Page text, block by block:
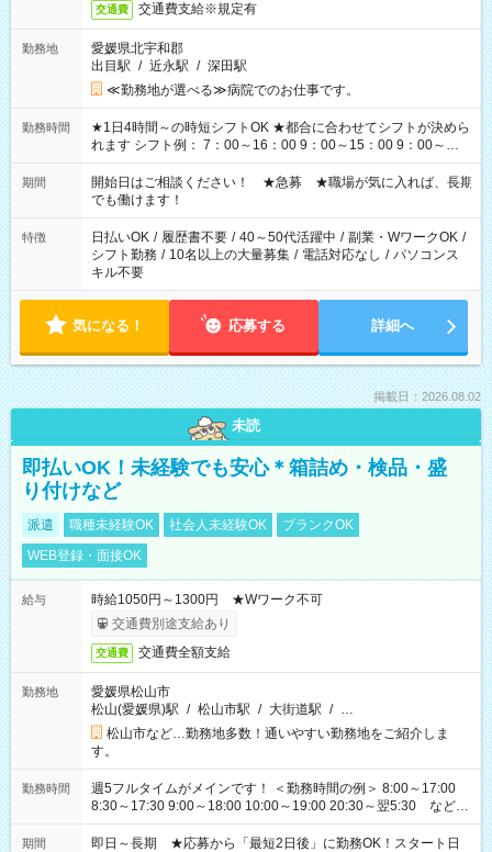
交通費 交通費支給※規定有
勤務地
愛媛県北宇和郡
出目駅 / 近永駅 / 深田駅
≪勤務地が選べる≫病院でのお仕事です。
勤務時間
★1日4時間～の時短シフトOK ★都合に合わせてシフトが決めら
れます シフト例： 7：00～16：00 9：00～15：00 9：00～
18：00 11：00～20：00 など ※Wワークの場合、他のお仕事と
合わせ週40時間超の就業はご案内できません ※法令に基づき、
週20時間以上勤務は社会保険への加入対象となります ※労働者
派遣法（日雇い派遣の原則禁止）により、短時間・短期間の就
業はご案内が難しい場合があります
期間
開始日はご相談ください！ ★急募 ★職場が気に入れば、長期
でも働けます！
特徴 日払いOK / 履歴書不要 / 40～50代活躍中 / 副業・WワークOK /
シフト勤務 / 10名以上の大量募集 / 電話対応なし / パソコンス
キル不要
気になる！ 応募する 詳細へ
掲載日：2026.08.02
未読
即払いOK！未経験でも安心＊箱詰め・検品・盛
り付けなど
派遣 職種未経験OK 社会人未経験OK
ブランクOK
WEB登録・面接OK
給与
時給1050円～1300円 ★Wワーク不可
交通費別途支給あり
交通費 交通費全額支給
勤務地
愛媛県松山市
松山(愛媛県)駅 / 松山市駅 / 大街道駅 / …
松山市など…勤務地多数！通いやすい勤務地をご紹介しま
す。
勤務時間
週5フルタイムがメインです！ ＜勤務時間の例＞ 8:00～17:00
8:30～17:30 9:00～18:00 10:00～19:00 20:30～翌5:30 など ★
その他にも勤務時間多数！ 日勤のみ、残業なし、交替制など
ご希望を教えてください！
期間
即日～長期 ★応募から「最短2日後」に勤務OK！スタート日